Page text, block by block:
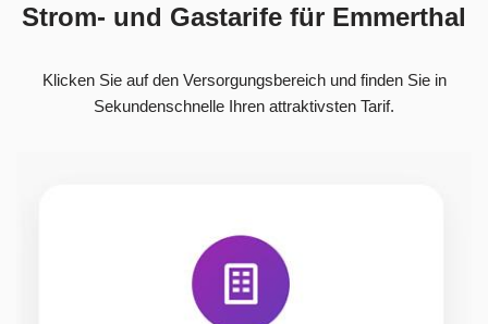
Strom- und Gastarife für Emmerthal
Klicken Sie auf den Versorgungsbereich und finden Sie in
Sekundenschnelle Ihren attraktivsten Tarif.